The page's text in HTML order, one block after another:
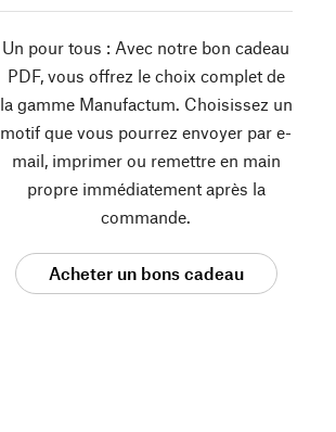
Un pour tous : Avec notre bon cadeau
PDF, vous offrez le choix complet de
la gamme Manufactum. Choisissez un
motif que vous pourrez envoyer par e-
mail, imprimer ou remettre en main
propre immédiatement après la
commande.
Acheter un bons cadeau